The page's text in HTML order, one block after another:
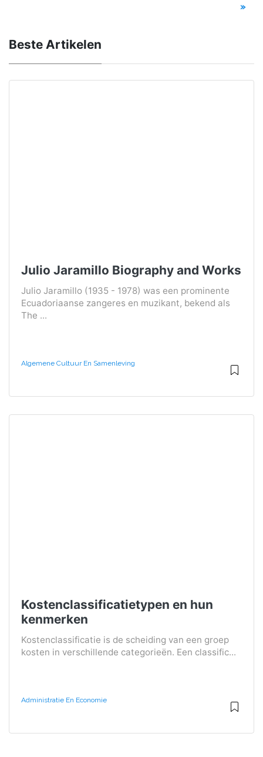
»
Beste Artikelen
Julio Jaramillo Biography and Works
Julio Jaramillo (1935 - 1978) was een prominente
Ecuadoriaanse zangeres en muzikant, bekend als
The ...
Algemene Cultuur En Samenleving
Kostenclassificatietypen en hun
kenmerken
Kostenclassificatie is de scheiding van een groep
kosten in verschillende categorieën. Een classific...
Administratie En Economie